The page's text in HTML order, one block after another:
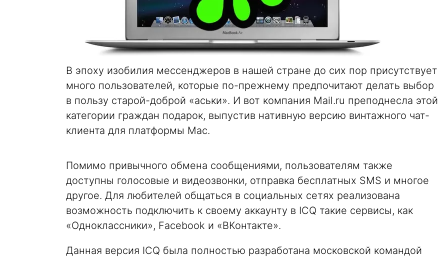
В эпоху изобилия мессенджеров в нашей стране до сих пор присутствует
много пользователей, которые по-прежнему предпочитают делать выбор
в пользу старой-доброй «аськи». И вот компания Mail.ru преподнесла этой
категории граждан подарок, выпустив нативную версию винтажного чат-
клиента для платформы Mac.
Помимо привычного обмена сообщениями, пользователям также
доступны голосовые и видеозвонки, отправка бесплатных SMS и многое
другое. Для любителей общаться в социальных сетях реализована
возможность подключить к своему аккаунту в ICQ такие сервисы, как
«Одноклассники», Facebook и «ВКонтакте».
Данная версия ICQ была полностью разработана московской командой